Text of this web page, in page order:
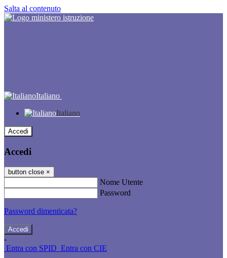
Salta al contenuto
Italiano
Italiano
Accedi
Accedi
button close ×
Nome Utente
Password
Password dimenticata?
-
Entra con SPID Entra con CIE